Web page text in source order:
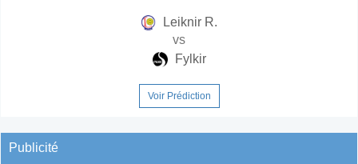
Leiknir R.
vs
Fylkir
Voir Prédiction
Publicité